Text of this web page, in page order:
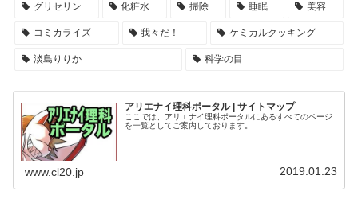
グリセリン 化粧水 掃除 睡眠 美容
コミカライズ 我々だ！ ケミカルクッキング
淡島りりか 科学の目
アリエナイ理科ポータル | サイトマップ
ここでは、アリエナイ理科ポータルにあるすべてのページ
を一覧としてご案内しております。
www.cl20.jp 2019.01.23